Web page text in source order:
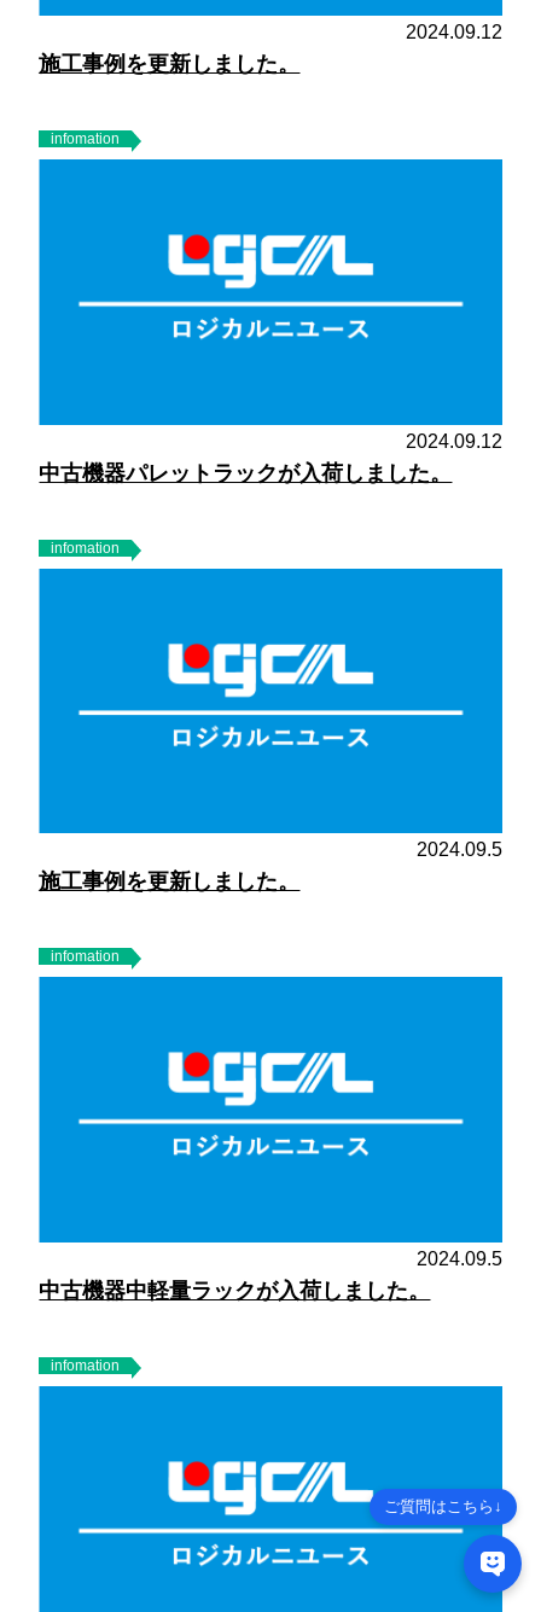
2024.09.12
施工事例を更新しました。
infomation
2024.09.12
中古機器パレットラックが入荷しました。
infomation
2024.09.5
施工事例を更新しました。
infomation
2024.09.5
中古機器中軽量ラックが入荷しました。
infomation
ご質問はこちら↓